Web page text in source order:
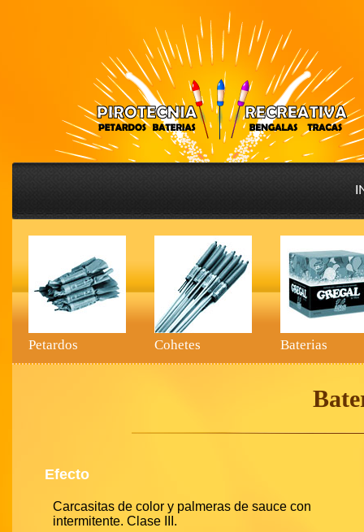
Petardos Cohetes Baterias
Efecto
Carcasitas de color y palmeras de sauce con
intermitente. Clase III.